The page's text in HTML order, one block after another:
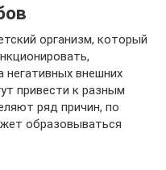
организм, который
негативных внешних
привести к разным
ряд причин, по
образовываться